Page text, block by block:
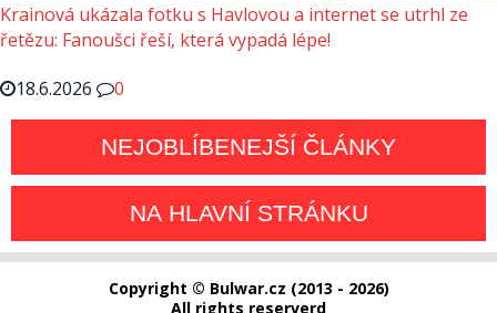
Krainová ukázala fotku s Havlovou a internet se utrhl ze
řetězu: Fanoušci řeší, která vypadá lépe!
18.6.2026
0
NEJOBLÍBENEJŠÍ ČLÁNKY
NA HLAVNÍ STRÁNKU
Copyright © Bulwar.cz (2013 - 2026)
All rights reserverd